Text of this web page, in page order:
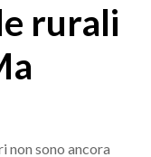
rurali
non sono ancora